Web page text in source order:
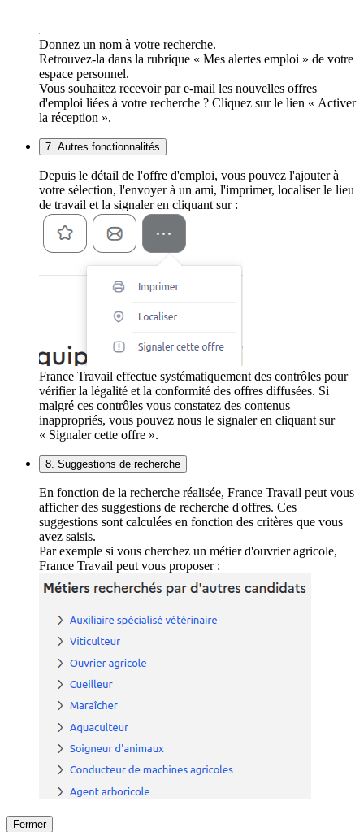
Donnez un nom à votre recherche.
Retrouvez-la dans la rubrique « Mes alertes emploi » de votre
espace personnel.
Vous souhaitez recevoir par e-mail les nouvelles offres
d'emploi liées à votre recherche ? Cliquez sur le lien « Activer
la réception ».
7. Autres fonctionnalités
Depuis le détail de l'offre d'emploi, vous pouvez l'ajouter à
votre sélection, l'envoyer à un ami, l'imprimer, localiser le lieu
de travail et la signaler en cliquant sur :
France Travail effectue systématiquement des contrôles pour
vérifier la légalité et la conformité des offres diffusées. Si
malgré ces contrôles vous constatez des contenus
inappropriés, vous pouvez nous le signaler en cliquant sur
« Signaler cette offre ».
8. Suggestions de recherche
En fonction de la recherche réalisée, France Travail peut vous
afficher des suggestions de recherche d'offres. Ces
suggestions sont calculées en fonction des critères que vous
avez saisis.
Par exemple si vous cherchez un métier d'ouvrier agricole,
France Travail peut vous proposer :
Fermer